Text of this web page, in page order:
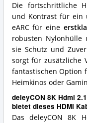
Die fortschrittliche
und Kontrast für ein
eARC für eine
robusten Nylonhülle
sie Schutz und
sorgt für zusätzliche
fantastischen Option
Heimkinos oder
deleyCON 8K Hdmi
bietet dieses HDMI
Das deleyCON 8K